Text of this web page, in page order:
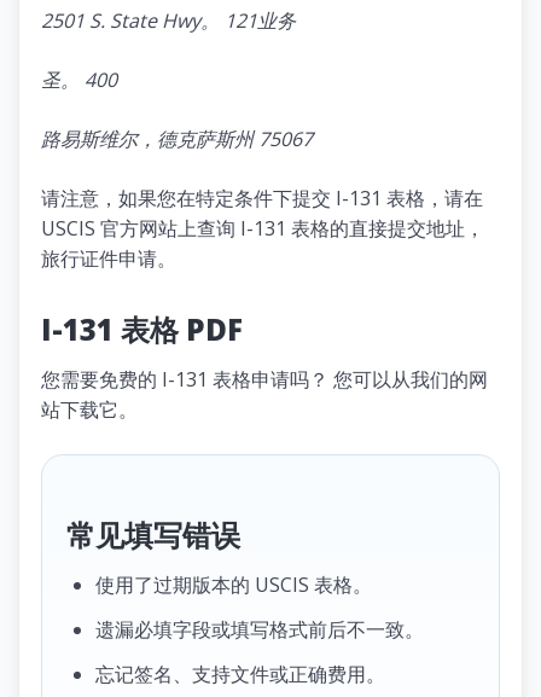
2501 S. State Hwy。 121业务
圣。 400
路易斯维尔，德克萨斯州 75067
请注意，如果您在特定条件下提交 I-131 表格，请在
USCIS 官方网站上查询 I-131 表格的直接提交地址，
旅行证件申请。
I-131 表格 PDF
您需要免费的 I-131 表格申请吗？ 您可以从我们的网
站下载它。
常见填写错误
使用了过期版本的 USCIS 表格。
遗漏必填字段或填写格式前后不一致。
忘记签名、支持文件或正确费用。